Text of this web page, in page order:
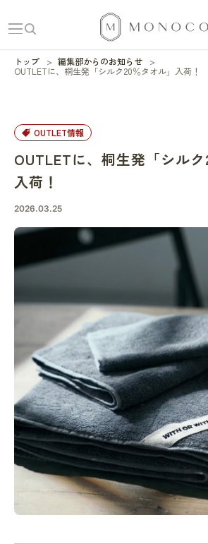
トップ
編集部からのお知らせ
OUTLETに、桐生発「シルク20％タオル」入荷！
OUTLET情報
OUTLETに、桐生発「シルク
入荷！
2026.03.25